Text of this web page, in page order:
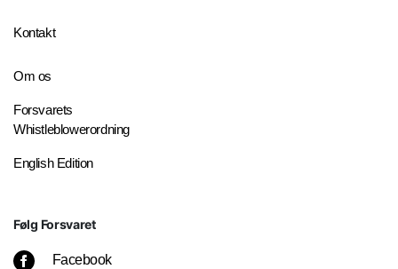
Kontakt
Om os
Forsvarets
Whistleblowerordning
English Edition
Følg Forsvaret
Facebook